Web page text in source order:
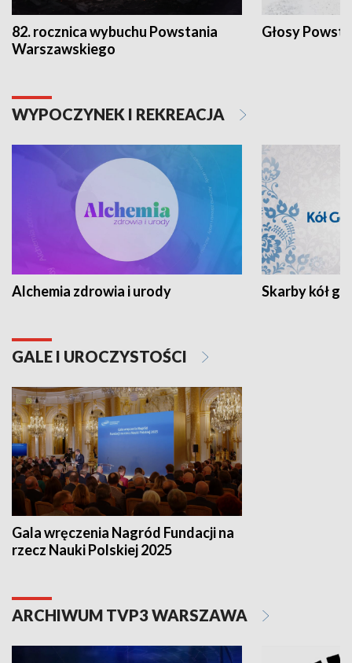
82. rocznica wybuchu Powstania
Warszawskiego
Głosy
WYPOCZYNEK I REKREACJA
Alchemia zdrowia i urody Skarby kół
GALE I UROCZYSTOŚCI
Gala wręczenia Nagród Fundacji na
rzecz Nauki Polskiej 2025
ARCHIWUM TVP3 WARSZAWA